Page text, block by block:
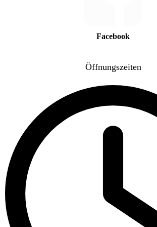
Facebook
Öffnungszeiten